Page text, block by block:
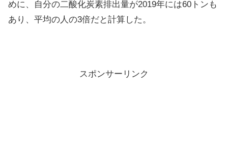
めに、自分の二酸化炭素排出量が2019年には60トンも
あり、平均の人の3倍だと計算した。
スポンサーリンク